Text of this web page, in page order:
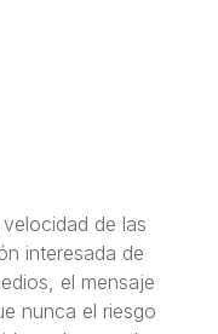
de las
interesada de
el mensaje
nunca el riesgo